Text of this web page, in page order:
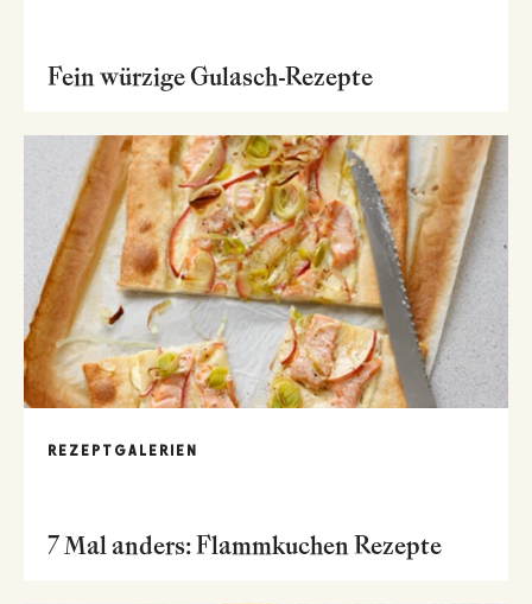
Fein würzige Gulasch-Rezepte
REZEPTGALERIEN
7 Mal anders: Flammkuchen Rezepte